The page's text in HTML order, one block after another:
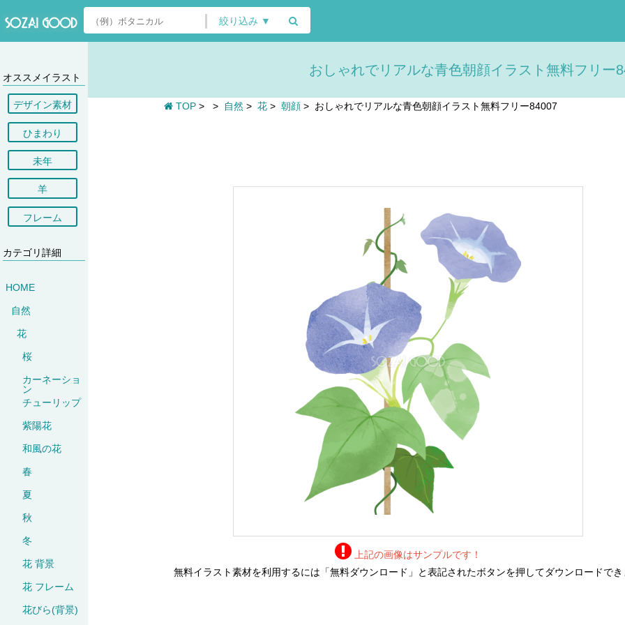
絞り込み ▼
オススメイラスト
デザイン素材
ひまわり
未年
羊
フレーム
カテゴリ詳細
HOME
自然
花
桜
カーネーショ
ン
チューリップ
紫陽花
和風の花
春
夏
秋
冬
花 背景
花 フレーム
花びら(背景)
おしゃれでリアルな青色朝顔イラスト無料フリー
TOP > > 自然 > 花 > 朝顔 > おしゃれでリアルな青色朝顔イラスト無料フリー84007
上記の画像はサンプルです！
無料イラスト素材を利用するには「無料ダウンロード」と表記されたボタンを押してダウンロードでき